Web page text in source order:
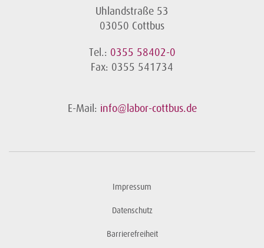
Uhlandstraße 53
03050 Cottbus
Tel.: 0355 58402-0
Fax: 0355 541734
E-Mail: info@labor-cottbus.de
Impressum
Datenschutz
Barrierefreiheit